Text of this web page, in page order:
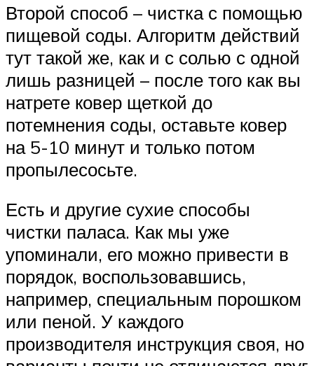
Второй способ – чистка с помощью
пищевой соды. Алгоритм действий
тут такой же, как и с солью с одной
лишь разницей – после того как вы
натрете ковер щеткой до
потемнения соды, оставьте ковер
на 5-10 минут и только потом
пропылесосьте.
Есть и другие сухие способы
чистки паласа. Как мы уже
упоминали, его можно привести в
порядок, воспользовавшись,
например, специальным порошком
или пеной. У каждого
производителя инструкция своя, но